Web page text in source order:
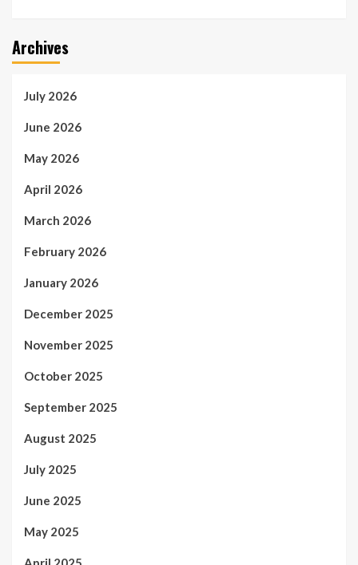
Archives
July 2026
June 2026
May 2026
April 2026
March 2026
February 2026
January 2026
December 2025
November 2025
October 2025
September 2025
August 2025
July 2025
June 2025
May 2025